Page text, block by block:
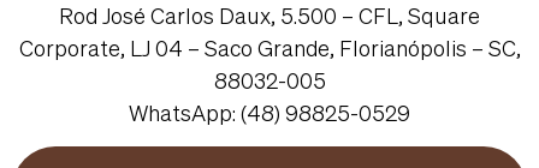
Rod José Carlos Daux, 5.500 – CFL, Square
Corporate, LJ 04 – Saco Grande, Florianópolis – SC,
88032-005
WhatsApp: (48) 98825-0529